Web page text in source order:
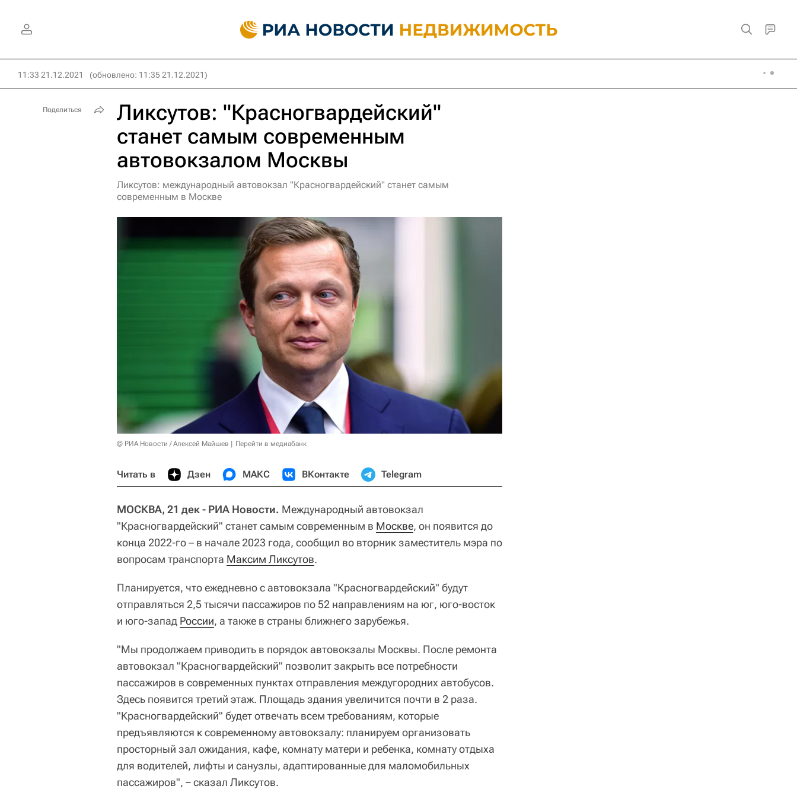
11:33 21.12.2021 (обновлено: 11:35 21.12.2021)
Ликсутов: "Красногвардейский"
станет самым современным
автовокзалом Москвы
Ликсутов: международный автовокзал "Красногвардейский" станет самым
современным в Москве
© РИА Новости / Алексей Майшев Перейти в медиабанк
Читать в Дзен МАКС ВКонтакте Telegram
МОСКВА, 21 дек - РИА Новости. Международный автовокзал
"Красногвардейский" станет самым современным в Москве, он появится до
конца 2022-го – в начале 2023 года, сообщил во вторник заместитель мэра по
вопросам транспорта Максим Ликсутов.
Планируется, что ежедневно с автовокзала "Красногвардейский" будут
отправляться 2,5 тысячи пассажиров по 52 направлениям на юг, юго-восток
и юго-запад России, а также в страны ближнего зарубежья.
"Мы продолжаем приводить в порядок автовокзалы Москвы. После ремонта
автовокзал "Красногвардейский" позволит закрыть все потребности
пассажиров в современных пунктах отправления междугородних автобусов.
Здесь появится третий этаж. Площадь здания увеличится почти в 2 раза.
"Красногвардейский" будет отвечать всем требованиям, которые
предъявляются к современному автовокзалу: планируем организовать
просторный зал ожидания, кафе, комнату матери и ребенка, комнату отдыха
для водителей, лифты и санузлы, адаптированные для маломобильных
пассажиров", − сказал Ликсутов.
Поделиться